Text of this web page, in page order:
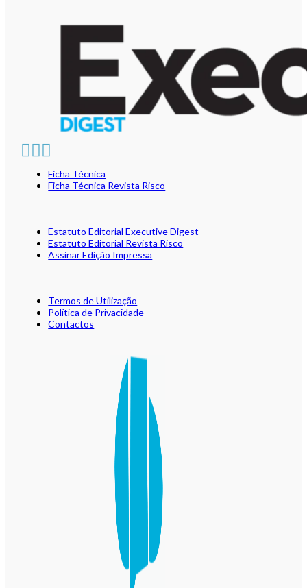
Ficha Técnica
Ficha Técnica Revista Risco
Estatuto Editorial Executive Digest
Estatuto Editorial Revista Risco
Assinar Edição Impressa
Termos de Utilização
Política de Privacidade
Contactos